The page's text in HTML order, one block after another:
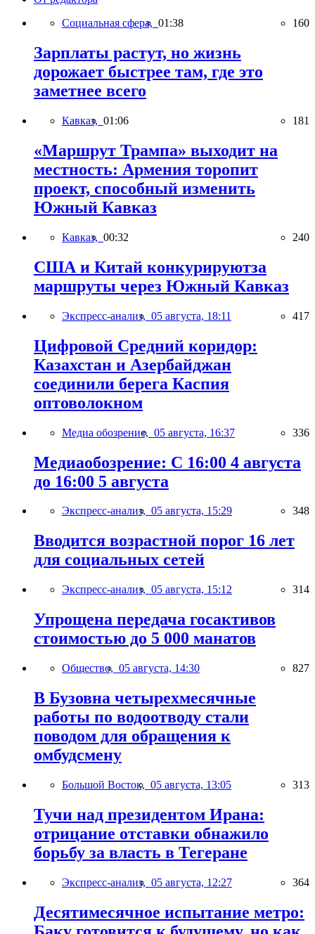
Социальная сфера, 01:38 160
Зарплаты растут, но жизнь
дорожает быстрее там, где это
заметнее всего
Кавказ, 01:06 181
«Маршрут Трампа» выходит на
местность: Армения торопит
проект, способный изменить
Южный Кавказ
Кавказ, 00:32 240
США и Китай конкурируютза
маршруты через Южный Кавказ
Экспресс-анализ, 05 августа, 18:11 417
Цифровой Средний коридор:
Казахстан и Азербайджан
соединили берега Каспия
оптоволокном
Медиа обозрение, 05 августа, 16:37 336
Медиаобозрение: С 16:00 4 августа
до 16:00 5 августа
Экспресс-анализ, 05 августа, 15:29 348
Вводится возрастной порог 16 лет
для социальных сетей
Экспресс-анализ, 05 августа, 15:12 314
Упрощена передача госактивов
стоимостью до 5 000 манатов
Общество, 05 августа, 14:30 827
В Бузовна четырехмесячные
работы по водоотводу стали
поводом для обращения к
омбудсмену
Большой Восток, 05 августа, 13:05 313
Тучи над президентом Ирана:
отрицание отставки обнажило
борьбу за власть в Тегеране
Экспресс-анализ, 05 августа, 12:27 364
Десятимесячное испытание метро: